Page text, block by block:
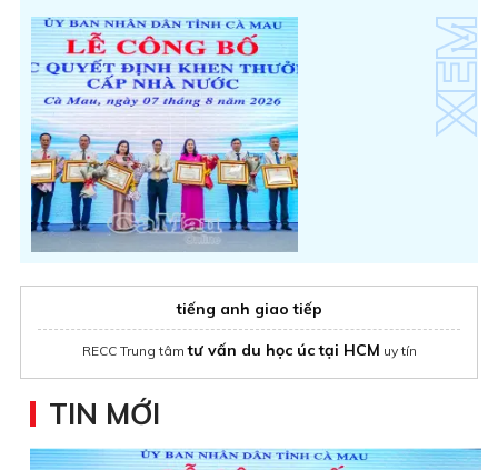
tiếng anh giao tiếp
RECC Trung tâmtư vấn du học úc tại HCM uy tín
TIN MỚI